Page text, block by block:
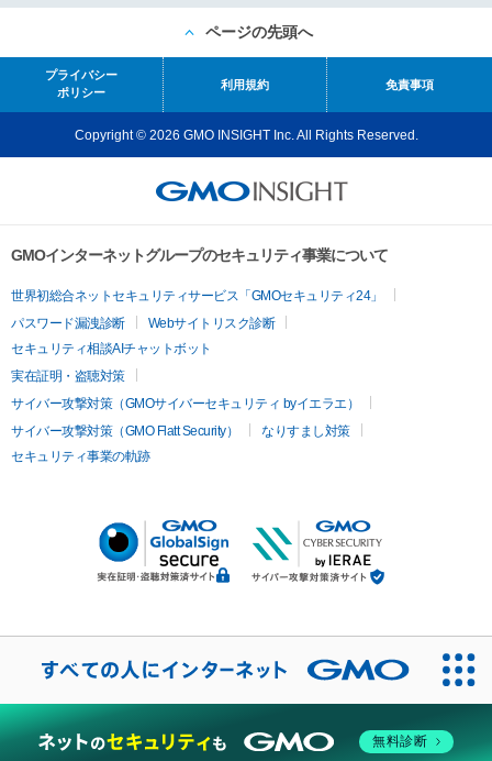
ページの先頭へ
プライバシー
ポリシー
利用規約 免責事項
Copyright © 2026 GMO INSIGHT Inc. All Rights Reserved.
GMOインターネットグループのセキュリティ事業について
世界初総合ネットセキュリティサービス「GMOセキュリティ24」
パスワード漏洩診断
Webサイトリスク診断
セキュリティ相談AIチャットボット
実在証明・盗聴対策
サイバー攻撃対策（GMOサイバーセキュリティ byイエラエ）
サイバー攻撃対策（GMO Flatt Security）
なりすまし対策
セキュリティ事業の軌跡
無料診断